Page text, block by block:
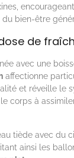
bien-être
de
avec une
affectionne
et réveille le
corps à
tiède avec du
ainsi les